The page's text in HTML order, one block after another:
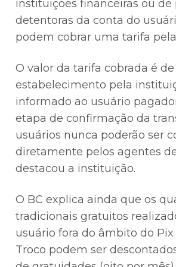
instituições financeiras ou
detentoras da conta do
podem cobrar uma tarifa
O valor da tarifa cobrada é
estabelecimento pela
informado ao usuário
etapa de confirmação da
usuários nunca poderão ser
diretamente pelos agentes
destacou a instituição.
O BC explica ainda que os
tradicionais gratuitos
usuário fora do âmbito do Pix
Troco podem ser